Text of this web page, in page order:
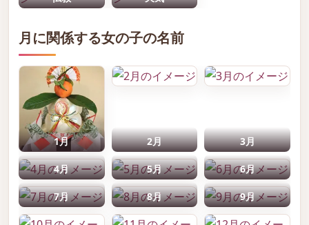
月に関係する女の子の名前
1月 2月 3月
4月 5月 6月
7月 8月 9月